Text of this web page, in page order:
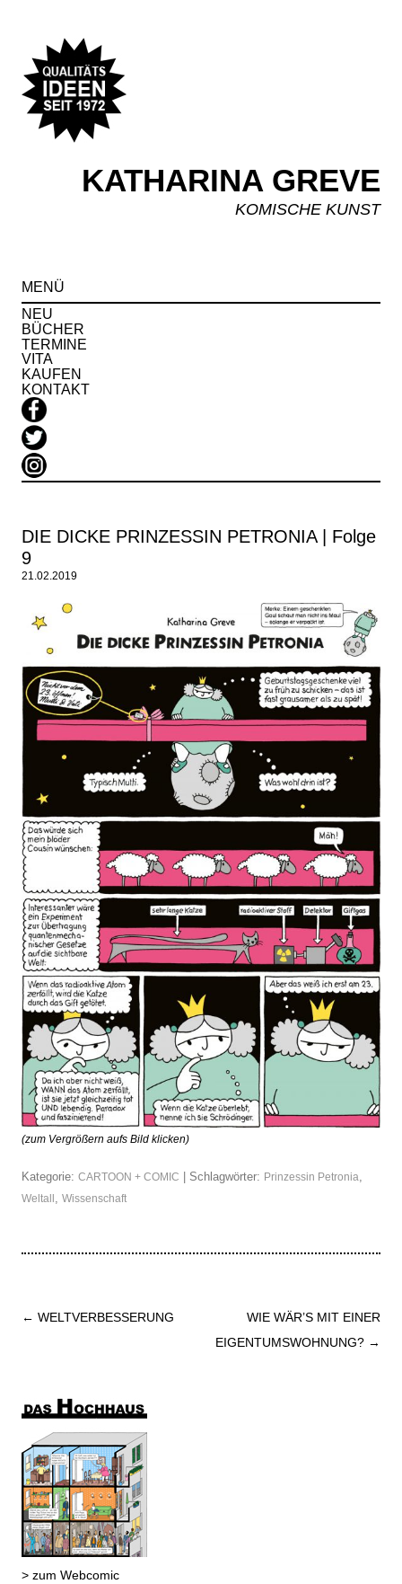
KATHARINA GREVE
KOMISCHE KUNST
MENÜ
NEU
BÜCHER
TERMINE
VITA
KAUFEN
KONTAKT
DIE DICKE PRINZESSIN PETRONIA | Folge
9
21.02.2019
(zum Vergrößern aufs Bild klicken)
Kategorie: CARTOON + COMIC | Schlagwörter: Prinzessin Petronia,
Weltall , Wissenschaft
Beitrags-
← WELTVERBESSERUNG
WIE WÄR’S MIT EINER
EIGENTUMSWOHNUNG? →
> zum Webcomic